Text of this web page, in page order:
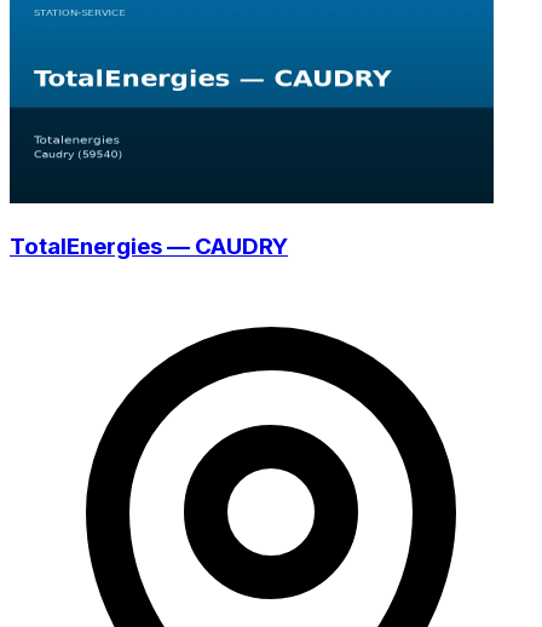
TotalEnergies — CAUDRY